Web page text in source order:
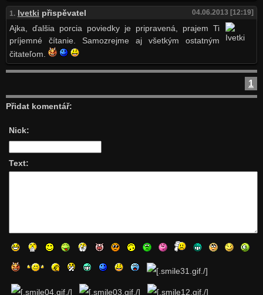
1. Ivetki přispěvatel 04.06.2013 [12:19]
Ajka, ďalšia porcia poviedky je pripravená, prajem Ti
príjemné čítanie. Samozrejme aj všetkým ostatným
čitateľom.
1
Přidat komentář:
Nick:
Text: